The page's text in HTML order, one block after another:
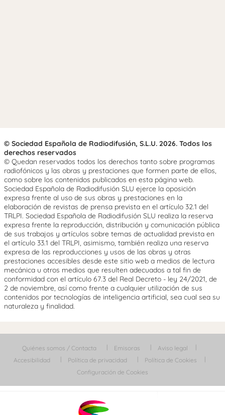
© Sociedad Española de Radiodifusión, S.L.U. 2026. Todos los
derechos reservados
© Quedan reservados todos los derechos tanto sobre programas
radiofónicos y las obras y prestaciones que formen parte de ellos,
como sobre los contenidos publicados en esta página web.
Sociedad Española de Radiodifusión SLU ejerce la oposición
expresa frente al uso de sus obras y prestaciones en la
elaboración de revistas de prensa prevista en el artículo 32.1 del
TRLPI. Sociedad Española de Radiodifusión SLU realiza la reserva
expresa frente la reproducción, distribución y comunicación pública
de sus trabajos y artículos sobre temas de actualidad prevista en
el artículo 33.1 del TRLPI, asimismo, también realiza una reserva
expresa de las reproducciones y usos de las obras y otras
prestaciones accesibles desde este sitio web a medios de lectura
mecánica u otros medios que resulten adecuados a tal fin de
conformidad con el artículo 67.3 del Real Decreto - ley 24/2021, de
2 de noviembre, así como frente a cualquier utilización de sus
contenidos por tecnologías de inteligencia artificial, sea cual sea su
naturaleza y finalidad.
Quiénes somos / Contacta Emisoras
Aviso legal
Accesibilidad
Política de privacidad
Política de Cookies
Configuración de Cookies